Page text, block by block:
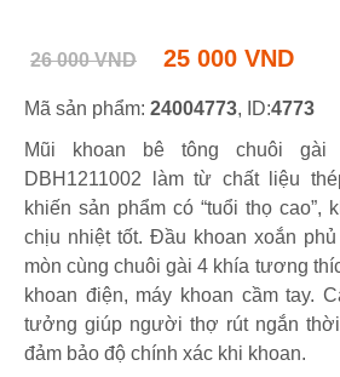
26 000 VND 25 000 VND
Mã sản phẩm: 24004773, ID:4773
Mũi khoan bê tông chuôi gài
DBH1211002 làm từ chất liệu
khiến sản phẩm có “tuổi thọ cao”,
chịu nhiệt tốt. Đầu khoan xoắn
mòn cùng chuôi gài 4 khía tương
khoan điện, máy khoan cầm tay.
tưởng giúp người thợ rút ngắn
đảm bảo độ chính xác khi khoan.